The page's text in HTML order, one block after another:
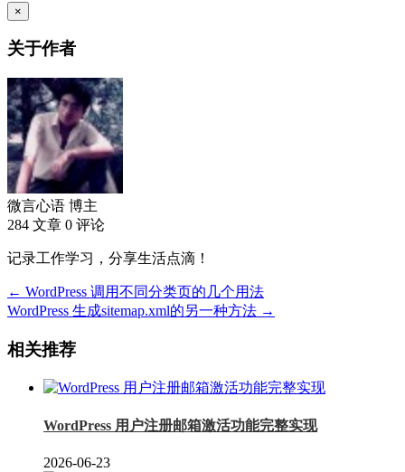
×
关于作者
微言心语 博主
284 文章 0 评论
记录工作学习，分享生活点滴！
← WordPress 调用不同分类页的几个用法
WordPress 生成sitemap.xml的另一种方法 →
相关推荐
WordPress 用户注册邮箱激活功能完整实现
2026-06-23